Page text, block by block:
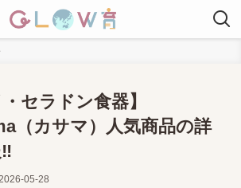
・セラドン食器】
（カサマ）人気商品の詳
05-28